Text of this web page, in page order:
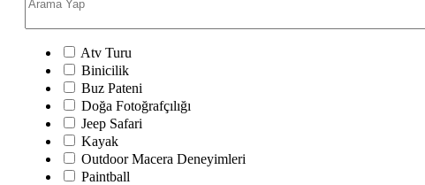
Atv Turu
Binicilik
Buz Pateni
Doğa Fotoğrafçılığı
Jeep Safari
Kayak
Outdoor Macera Deneyimleri
Paintball